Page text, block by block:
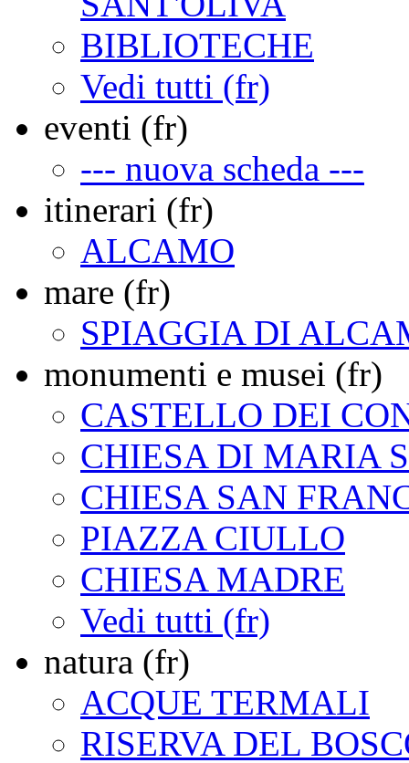
BIBLIOTECHE
Vedi tutti (fr)
eventi (fr)
--- nuova scheda ---
itinerari (fr)
ALCAMO
mare (fr)
SPIAGGIA DI
monumenti e musei (fr)
CASTELLO DEI
CHIESA DI MARIA
CHIESA SAN
PIAZZA CIULLO
CHIESA MADRE
Vedi tutti (fr)
natura (fr)
ACQUE TERMALI
RISERVA DEL